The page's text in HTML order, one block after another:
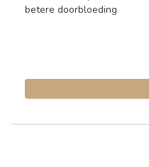
betere doorbloeding